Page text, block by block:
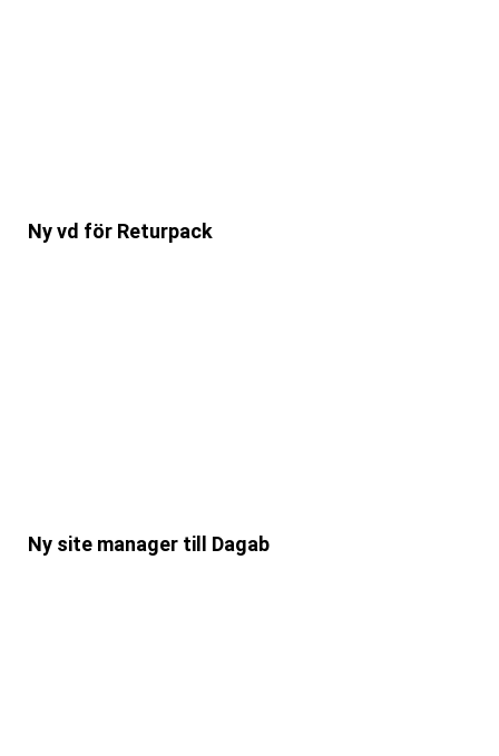
Ny vd för Returpack
Ny site manager till Dagab